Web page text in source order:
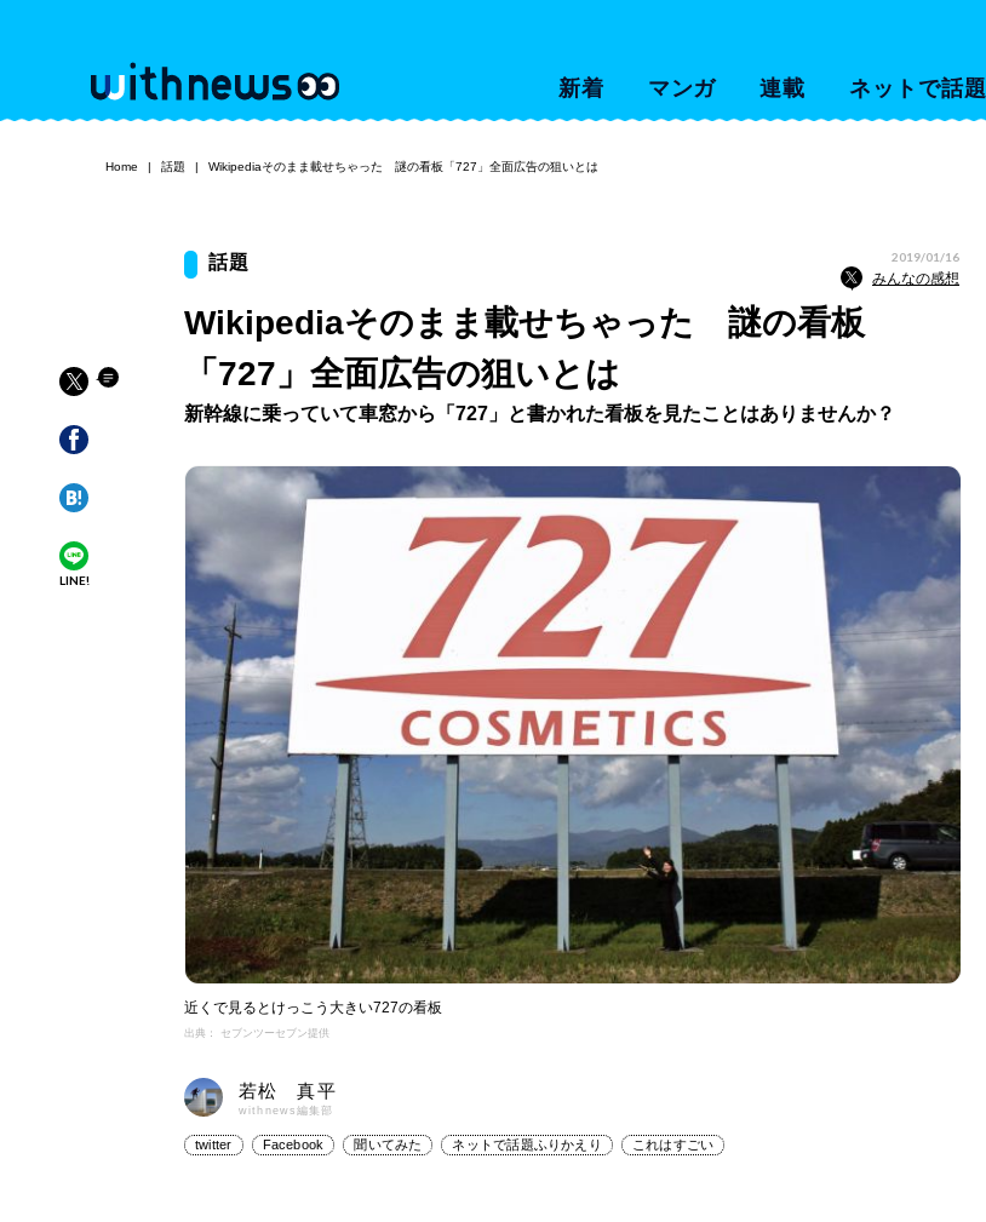
新着 マンガ 連載 ネットで話題
Home 話題 Wikipediaそのまま載せちゃった 謎の看板「727」全面広告の狙いとは
LINE!
話題 2019/01/16
みんなの感想
Wikipediaそのまま載せちゃった 謎の看板
「727」全面広告の狙いとは
新幹線に乗っていて車窓から「727」と書かれた看板を見たことはありませんか？
近くで見るとけっこう大きい727の看板
出典： セブンツーセブン提供
若松 真平
withnews編集部
twitter Facebook 聞いてみた ネットで話題ふりかえり これはすごい